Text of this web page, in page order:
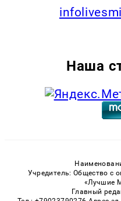
Наша
Учредитель: Общество с
«Лучшие
Главный